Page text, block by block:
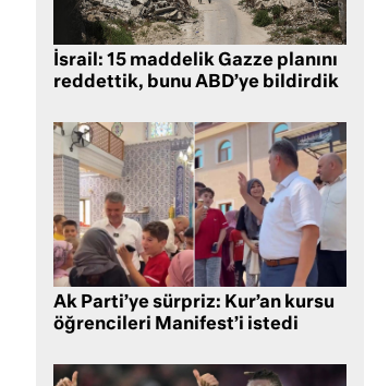
İsrail: 15 maddelik Gazze planını
reddettik, bunu ABD’ye bildirdik
Ak Parti’ye sürpriz: Kur’an kursu
öğrencileri Manifest’i istedi